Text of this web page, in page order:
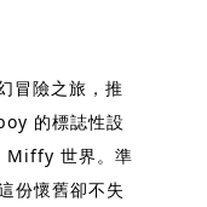
冒險之旅，推
的標誌性設
Miffy 世界。準
份懷舊卻不失